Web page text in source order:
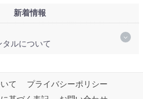
新着情報
ルについて
て
プライバシーポリシー